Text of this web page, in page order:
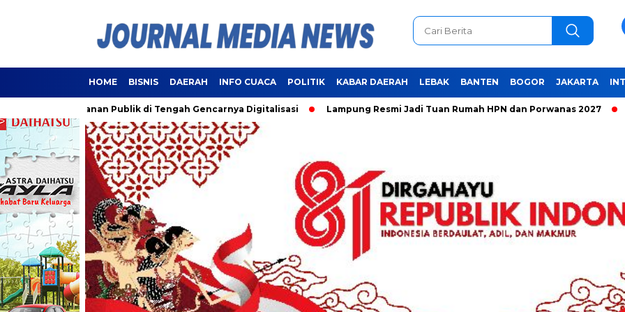
HOME BISNIS DAERAH INFO CUACA POLITIK KABAR DAERAH LEBAK BANTEN BOGOR JAKARTA
Pelayanan Publik di Tengah Gencarnya Digitalisasi Lampung Resmi Jadi Tuan Rumah HPN dan Porwanas 2027 Unifying